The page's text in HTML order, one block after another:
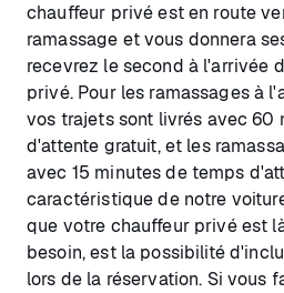
chauffeur privé est en route
ramassage et vous donnera
recevrez le second à l'arrivée
privé. Pour les ramassages à
vos trajets sont livrés avec 60
d'attente gratuit, et les
avec 15 minutes de temps
caractéristique de notre
que votre chauffeur privé est
besoin, est la possibilité
lors de la réservation. Si vous